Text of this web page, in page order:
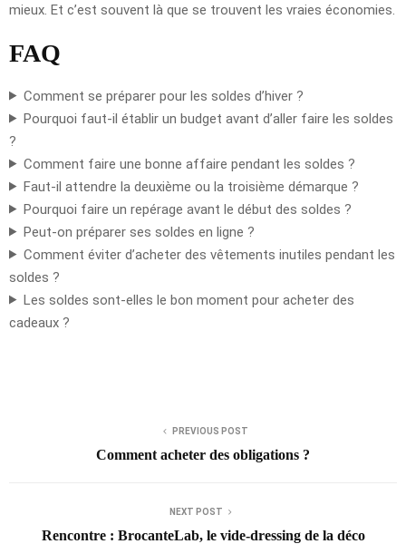
mieux. Et c’est souvent là que se trouvent les vraies économies.
FAQ
Comment se préparer pour les soldes d’hiver ?
Pourquoi faut-il établir un budget avant d’aller faire les soldes
?
Comment faire une bonne affaire pendant les soldes ?
Faut-il attendre la deuxième ou la troisième démarque ?
Pourquoi faire un repérage avant le début des soldes ?
Peut-on préparer ses soldes en ligne ?
Comment éviter d’acheter des vêtements inutiles pendant les
soldes ?
Les soldes sont-elles le bon moment pour acheter des
cadeaux ?
PREVIOUS POST
Comment acheter des obligations ?
NEXT POST
Rencontre : BrocanteLab, le vide-dressing de la déco